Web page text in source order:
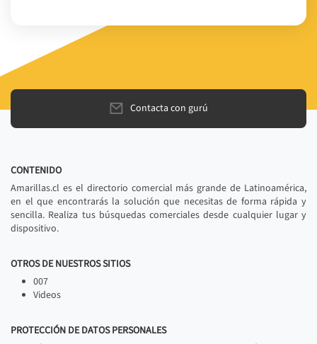
Contacta con gurú
CONTENIDO
Amarillas.cl es el directorio comercial más grande de Latinoamérica,
en el que encontrarás la solución que necesitas de forma rápida y
sencilla. Realiza tus búsquedas comerciales desde cualquier lugar y
dispositivo.
OTROS DE NUESTROS SITIOS
007
Videos
PROTECCIÓN DE DATOS PERSONALES